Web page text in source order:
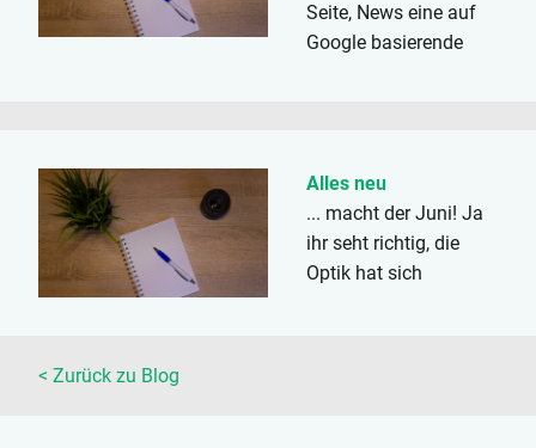
Seite, News eine auf
Google basierende
Nur welcher
Informatikstudent
braucht den Kram? Ich
sicherlich nicht. Aber
Alles neu
... macht der Juni! Ja
ihr seht richtig, die
Optik hat sich
< Zurück zu Blog